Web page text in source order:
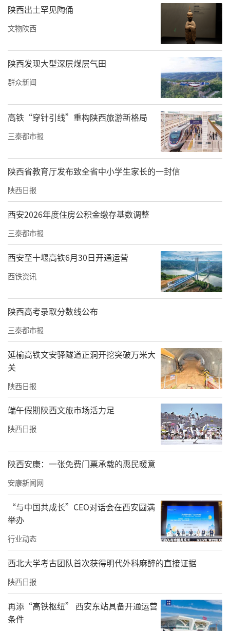
李俊强调，要高度重视，加强责任落实。
想上高度重视防汛工作，紧绷防汛这根弦，坚
决杜绝侥幸心理，密切关注防汛预警和雨情、
汛情信息预报，严格执行汛期日检查巡查制
度，进一步夯实各级防汛责任，扎实做好强降
雨应对工作。要细化实化防汛措施，确保度汛
安全。
切实加强地质灾害隐患点巡查排查，认
真梳理地质灾害点，做到心中有数。认真完善
应急预案，提前明确转移人员、转移路线和安
置地点，强调进一步完善“人盯人”防抢撤机
制。要加强值班值守和应急处置，严格落实24
小时应急值班值守制度，保持信息联络畅通，
做好雨情汛情报送工作。紧盯老幼病残等重点
人群，密切关注重点区域，配足配齐防汛物
资。要迅速进入临战状态，宣传排查到位。通
过入户、播放村喇叭、微信群发等方式，加强
防汛防滑安全宣传工作，把当前汛情和防范措
施传到每家每户，加强联合会商研判和应急响
应，做好涉险人员、重点人群撤离安置工作，
确保人员转移过程安全有序，安置地点可靠安
全，确保群众生命安全，确保干部自身安全。
（文书花）
陕西出土罕见陶俑
文物陕西
陕西发现大型深层煤层气田
群众新闻
高铁“穿针引线”重构陕西旅游新格局
三秦都市报
陕西省教育厅发布致全省中小学生家长的一封信
陕西日报
西安2026年度住房公积金缴存基数调整
三秦都市报
西安至十堰高铁6月30日开通运营
西铁资讯
陕西高考录取分数线公布
三秦都市报
延榆高铁文安驿隧道正洞开挖突破万米大
关
陕西日报
端午假期陕西文旅市场活力足
陕西日报
陕西安康：一张免费门票承载的惠民暖意
安康新闻网
“与中国共成长”CEO对话会在西安圆满
举办
行业动态
西北大学考古团队首次获得明代外科麻醉的直接证据
陕西日报
再添“高铁枢纽” 西安东站具备开通运营
条件